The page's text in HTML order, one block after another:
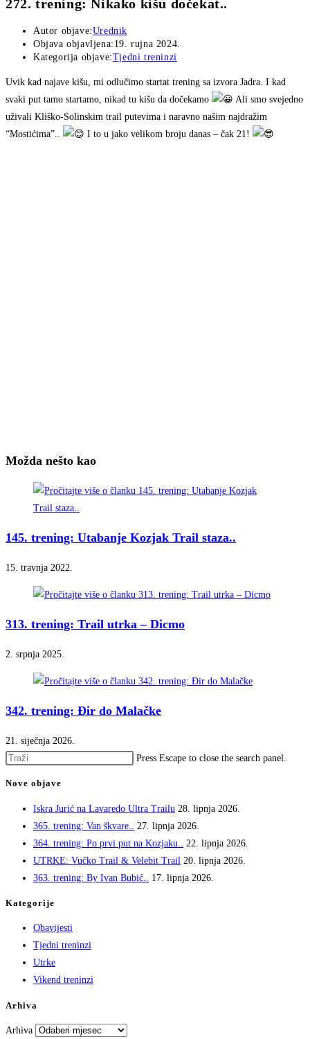
272. trening: Nikako kišu dočekat..
Autor objave:Urednik
Objava objavljena: 19. rujna 2024.
Kategorija objave:Tjedni treninzi
Uvik kad najave kišu, mi odlučimo startat trening sa izvora Jadra. I kad
svaki put tamo startamo, nikad tu kišu da dočekamo
Ali smo svejedno
uživali Kliško-Solinskim trail putevima i naravno našim najdražim
“Mostićima”..
I to u jako velikom broju danas – čak 21!
Možda nešto kao
145. trening: Utabanje Kozjak Trail staza..
15. travnja 2022.
313. trening: Trail utrka – Dicmo
2. srpnja 2025.
342. trening: Đir do Malačke
21. siječnja 2026.
Press Escape to close the search panel.
Nove objave
Iskra Jurić na Lavaredo Ultra Trailu 28. lipnja 2026.
365. trening: Van škvare..
27. lipnja 2026.
364. trening: Po prvi put na Kozjaku..
22. lipnja 2026.
UTRKE: Vučko Trail & Velebit Trail 20. lipnja 2026.
363. trening: By Ivan Bubić..
17. lipnja 2026.
Kategorije
Obavijesti
Tjedni treninzi
Utrke
Vikend treninzi
Arhiva
Arhiva